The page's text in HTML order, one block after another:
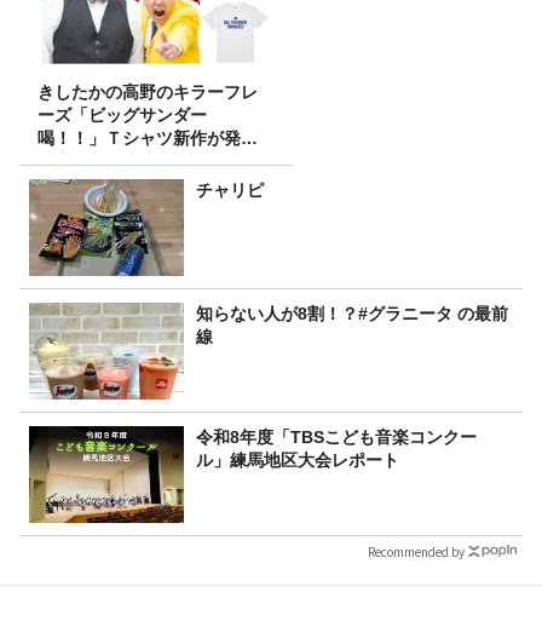
きしたかの高野のキラーフレ
ーズ「ビッグサンダー
喝！！」Ｔシャツ新作が発売
決定！
チャリピ
知らない人が8割！？#グラニータ の最前
線
令和8年度「TBSこども音楽コンクー
ル」練馬地区大会レポート
Recommended by